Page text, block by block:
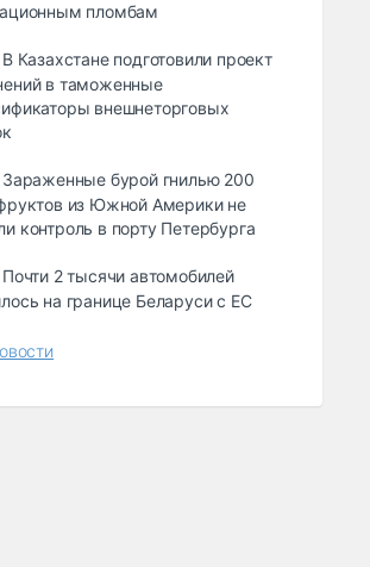
пломбам
В Казахстане подготовили проект
в таможенные
внешнеторговых
Зараженные бурой гнилью 200
из Южной Америки не
контроль в порту Петербурга
Почти 2 тысячи автомобилей
на границе Беларуси с ЕС